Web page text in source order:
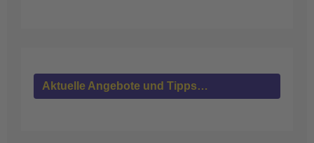
Aktuelle Angebote und Tipps…